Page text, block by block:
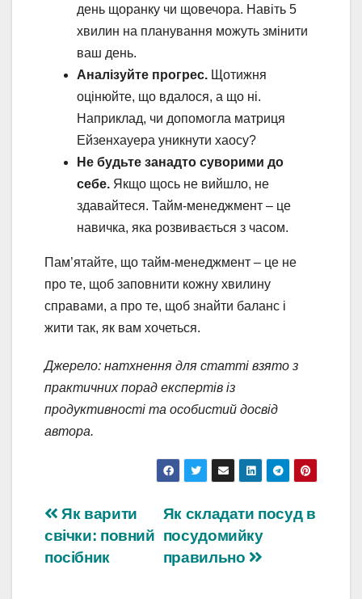
день щоранку чи щовечора. Навіть 5
хвилин на планування можуть змінити
ваш день.
Аналізуйте прогрес. Щотижня
оцінюйте, що вдалося, а що ні.
Наприклад, чи допомогла матриця
Ейзенхауера уникнути хаосу?
Не будьте занадто суворими до
себе. Якщо щось не вийшло, не
здавайтеся. Тайм-менеджмент – це
навичка, яка розвивається з часом.
Пам’ятайте, що тайм-менеджмент – це не
про те, щоб заповнити кожну хвилину
справами, а про те, щоб знайти баланс і
жити так, як вам хочеться.
Джерело: натхнення для статті взято з
практичних порад експертів із
продуктивності та особистий досвід
автора.
Навігація
записів
Як складати посуд в
посудомийку
правильно
Як варити
свічки: повний
посібник